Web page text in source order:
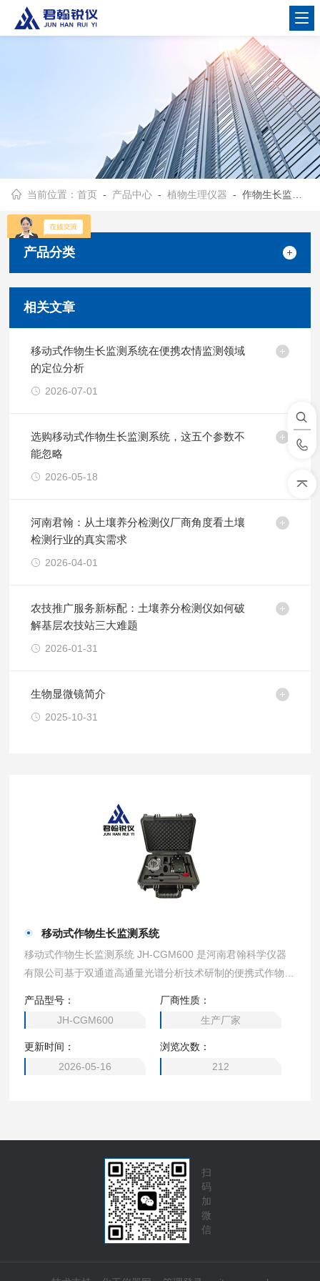
当前位置：首页 - 产品中心 -植物生理仪器 - 作物生长监测系统
产品分类
相关文章
移动式作物生长监测系统在便携农情监测领域
的定位分析
2026-07-01
选购移动式作物生长监测系统，这五个参数不
能忽略
2026-05-18
河南君翰：从土壤养分检测仪厂商角度看土壤
检测行业的真实需求
2026-04-01
农技推广服务新标配：土壤养分检测仪如何破
解基层农技站三大难题
2026-01-31
生物显微镜简介
2025-10-31
移动式作物生长监测系统
移动式作物生长监测系统 JH-CGM600 是河南君翰科学仪器
有限公司基于双通道高通量光谱分析技术研制的便携式作物长
产品型号：
JH-CGM600
厂商性质：
生产厂家
更新时间：
2026-05-16
浏览次数：
212
扫
码
加
微
信